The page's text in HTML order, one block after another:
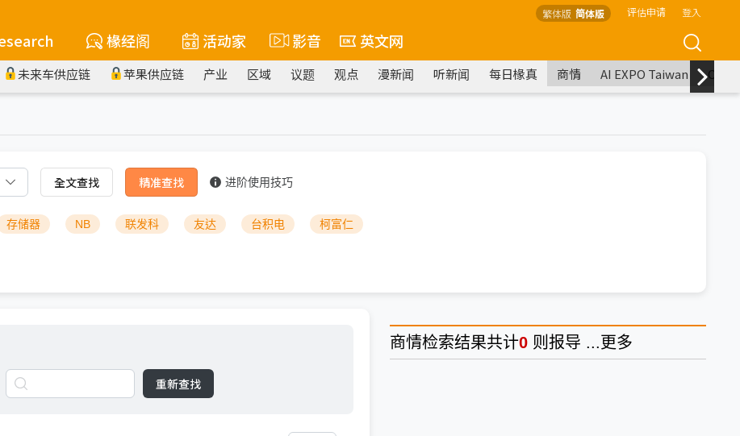
繁体版 简体版 评估申请 登入
椽经阁 活动家 影音 英文网
未来车供应链 苹果供应链 产业 区域 议题 观点 漫新闻 听新闻 每日椽真 商情 AI EXPO Taiwan
全文查找 精准查找 进阶使用技巧
存储器 NB 联发科 友达 台积电 柯富仁
重新查找
商情检索结果共计0 则报导 ... 更多